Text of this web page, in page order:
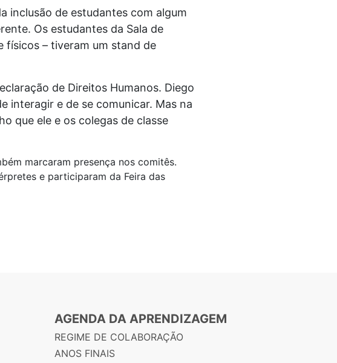
inclusão de estudantes com algum
Os estudantes da Sala de
físicos – tiveram um stand de
de Direitos Humanos. Diego
interagir e de se comunicar. Mas na
que ele e os colegas de classe
marcaram presença nos comitês.
e participaram da Feira das
AGENDA DA APRENDIZAGEM
REGIME DE COLABORAÇÃO
ANOS FINAIS